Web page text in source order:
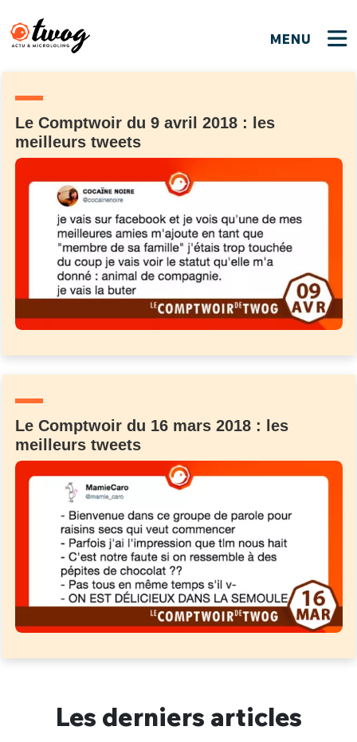
MENU
Le Comptwoir du 9 avril 2018 : les
meilleurs tweets
Le Comptwoir du 16 mars 2018 : les
meilleurs tweets
Les derniers articles
Bienvenue !
JE M'INSCRIS
PSEUDO *
EMAIL*
PASSWORD*
Connexion
PSEUDO
MOT DE PASSE Mot de passe perdu ?
CONNEXION
FERMER
Que souhaitez-vous proposer ?
Quelques tweets
Ma propre sélection
M'INSCRIRE
C'EST PARTI